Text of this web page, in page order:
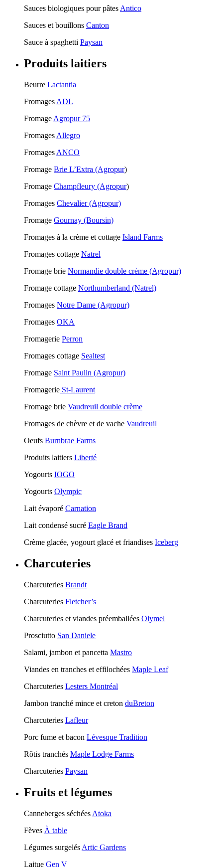
Sauces biologiques pour pâtes Antico
Sauces et bouillons Canton
Sauce à spaghetti Paysan
Produits laitiers
Beurre Lactantia
Fromages ADL
Fromage Agropur 75
Fromages Allegro
Fromages ANCO
Fromage Brie L’Extra (Agropur)
Fromage Champfleury (Agropur)
Fromages Chevalier (Agropur)
Fromage Gournay (Boursin)
Fromages à la crème et cottage Island Farms
Fromages cottage Natrel
Fromage brie Normandie double crème (Agropur)
Fromage cottage Northumberland (Natrel)
Fromages Notre Dame (Agropur)
Fromages OKA
Fromagerie Perron
Fromages cottage Sealtest
Fromage Saint Paulin (Agropur)
Fromagerie St-Laurent
Fromage brie Vaudreuil double crème
Fromages de chèvre et de vache Vaudreuil
Oeufs Burnbrae Farms
Produits laitiers Liberté
Yogourts IOGO
Yogourts Olympic
Lait évaporé Carnation
Lait condensé sucré Eagle Brand
Crème glacée, yogourt glacé et friandises Iceberg
Charcuteries
Charcuteries Brandt
Charcuteries Fletcher’s
Charcuteries et viandes préemballées Olymel
Prosciutto San Daniele
Salami, jambon et pancetta Mastro
Viandes en tranches et effilochées Maple Leaf
Charcuteries Lesters Montréal
Jambon tranché mince et creton duBreton
Charcuteries Lafleur
Porc fume et bacon Lévesque Tradition
Rôtis tranchés Maple Lodge Farms
Charcuteries Paysan
Fruits et légumes
Canneberges séchées Atoka
Fèves À table
Légumes surgelés Artic Gardens
Laitue Gen V